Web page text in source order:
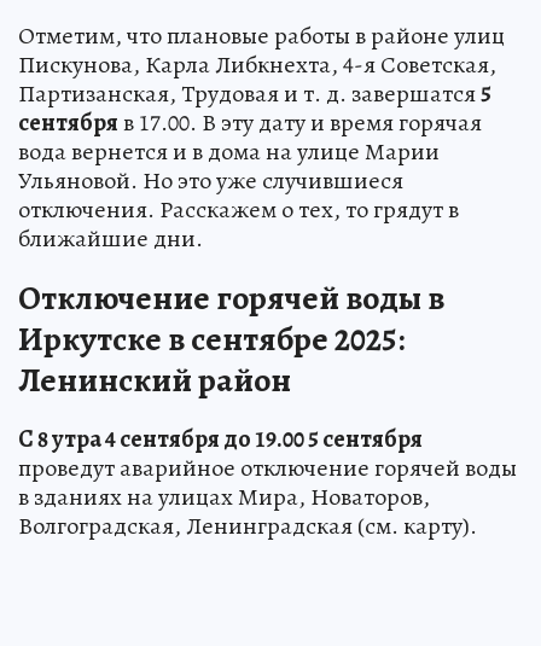
Отметим, что плановые работы в районе улиц
Пискунова, Карла Либкнехта, 4-я Советская,
Партизанская, Трудовая и т. д. завершатся5
сентябряв 17.00. В эту дату и время горячая
вода вернется и в дома на улице Марии
Ульяновой. Но это уже случившиеся
отключения. Расскажем о тех, то грядут в
ближайшие дни.
Отключение горячей воды в
Иркутске в сентябре 2025:
Ленинский район
С 8 утра 4 сентября до 19.00 5 сентября
проведут аварийное отключение горячей воды
в зданиях на улицах Мира, Новаторов,
Волгоградская, Ленинградская (см. карту).